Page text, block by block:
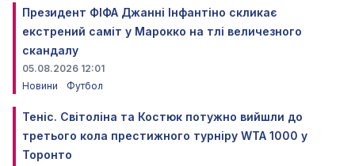
Президент ФІФА Джанні Інфантіно скликає
екстрений саміт у Марокко на тлі величезного
скандалу
05.08.2026 12:01
Новини
Футбол
Теніс. Світоліна та Костюк потужно вийшли до
третього кола престижного турніру WTA 1000 у
Торонто